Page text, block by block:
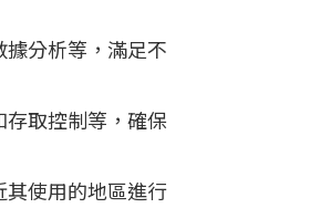
分析等，滿足不
取控制等，確保
其使用的地區進行